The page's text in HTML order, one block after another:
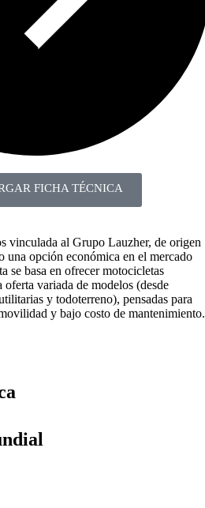
FICHA TÉCNICA
vinculada al Grupo Lauzher, de origen
una opción económica en el mercado
se basa en ofrecer motocicletas
variada de modelos (desde
y todoterreno), pensadas para
y bajo costo de mantenimiento.